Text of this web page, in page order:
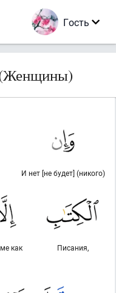
Гость
И нет [не будет] (никого)
Писания,
как